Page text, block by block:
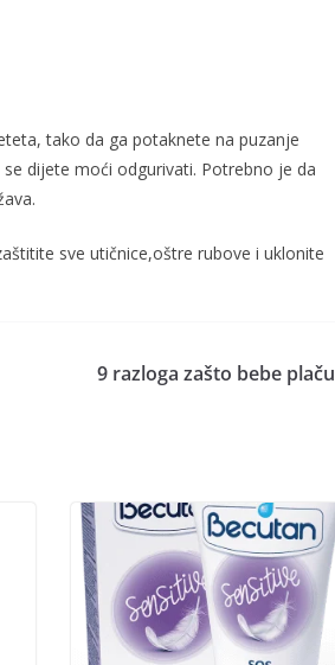
tako da ga potaknete na puzanje
dijete moći odgurivati. Potrebno je da
sve utičnice,oštre rubove i uklonite
9 razloga zašto bebe plaču